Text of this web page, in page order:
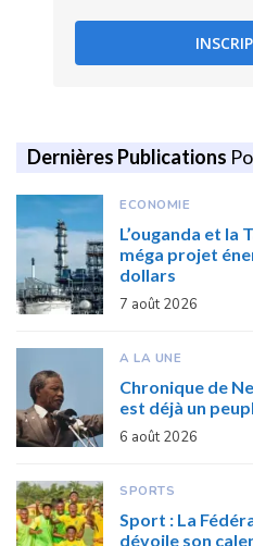
Dernières Publications
ECONOMIE
L’ouganda et la
méga projet
dollars
7 août 2026
A LA UNE
Chronique de
est déjà un
6 août 2026
SPORTS
Sport : La
dévoile son